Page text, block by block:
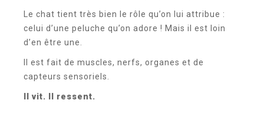
Le chat tient très bien le rôle qu’on lui attribue :
celui d’une peluche qu’on adore ! Mais il est loin
d’en être une.
Il est fait de muscles, nerfs, organes et de
capteurs sensoriels.
Il vit. Il ressent.